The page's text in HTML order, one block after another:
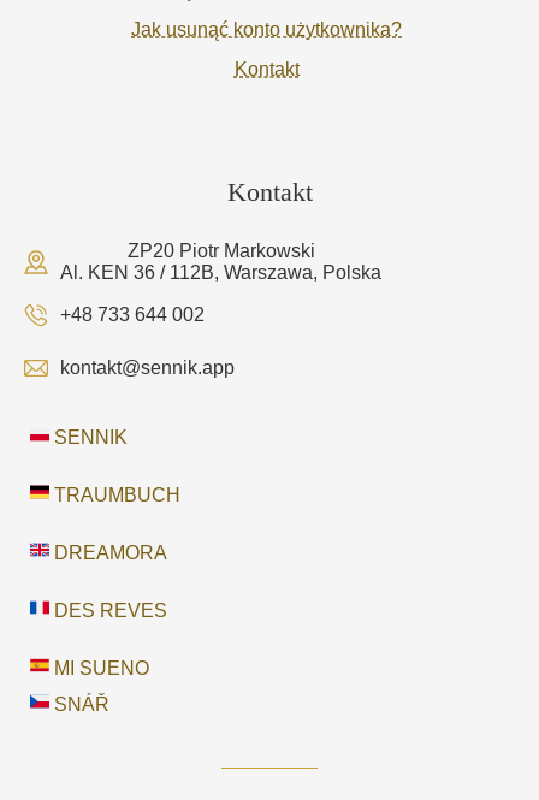
Jak usunąć konto użytkownika?
Kontakt
Kontakt
ZP20 Piotr Markowski
Al. KEN 36 / 112B, Warszawa, Polska
+48 733 644 002
kontakt@sennik.app
SENNIK
TRAUMBUCH
DREAMORA
DES REVES
MI SUENO
SNÁŘ